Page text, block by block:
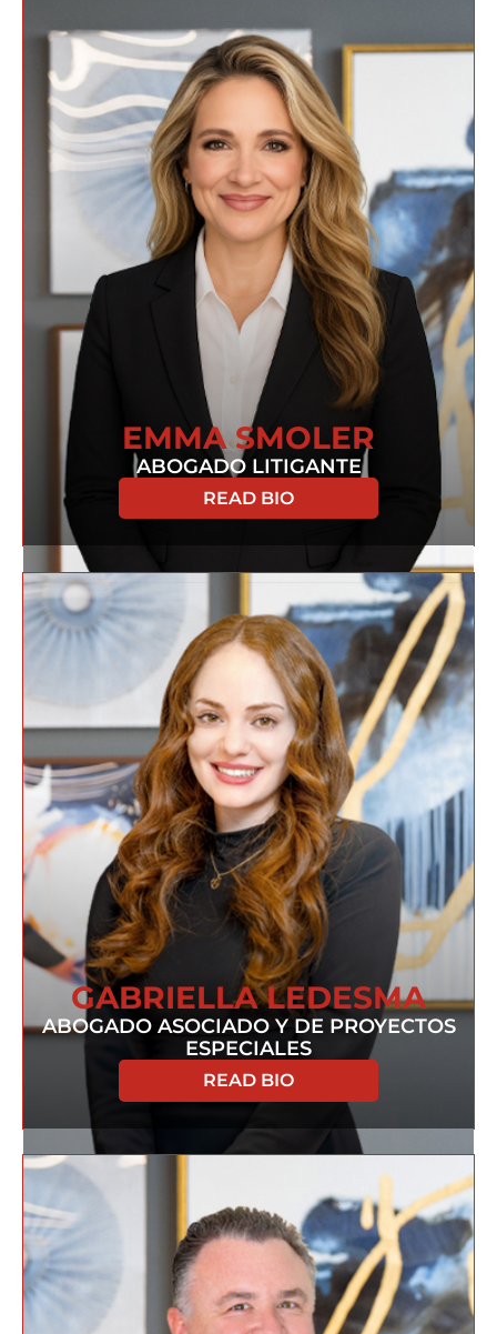
EMMA SMOLER
ABOGADO LITIGANTE
READ BIO
GABRIELLA LEDESMA
ABOGADO ASOCIADO Y DE PROYECTOS
ESPECIALES
READ BIO